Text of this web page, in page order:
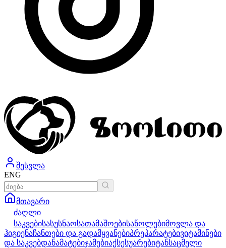
შესვლა
ENG
მთავარი
ძაღლი
საკვებისასუსნაოსათამაშოებისაწოლებიმოვლა და
ჰიგიენაჩანთები და გადამყვანებიპრეპარატებივიტამინები
და საკვებდანამატებიჯამებიაქსესუარებიტანსაცმელი